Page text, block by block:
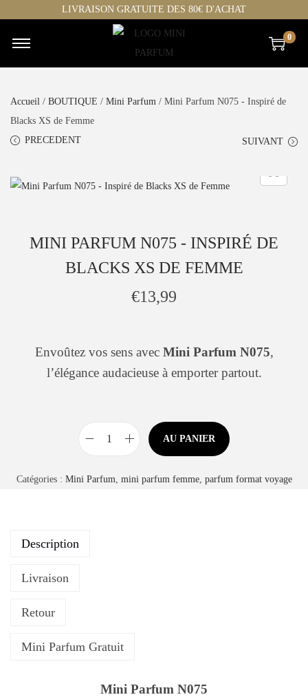
LIVRAISON GRATUITE DES 80€ D'ACHAT
0
Accueil / BOUTIQUE / Mini Parfum / Mini Parfum N075 - Inspiré de
Blacks XS de Femme
PRECEDENT
SUIVANT
MINI PARFUM N075 - INSPIRÉ DE
BLACKS XS DE FEMME
€13,99
Envoûtez vos sens avec Mini Parfum N075,
l’élégance audacieuse à emporter partout.
AU PANIER
Catégories : Mini Parfum mini parfum femme, parfum format voyage
Description
Livraison
Retour
Mini Parfum Gratuit
Mini Parfum N075